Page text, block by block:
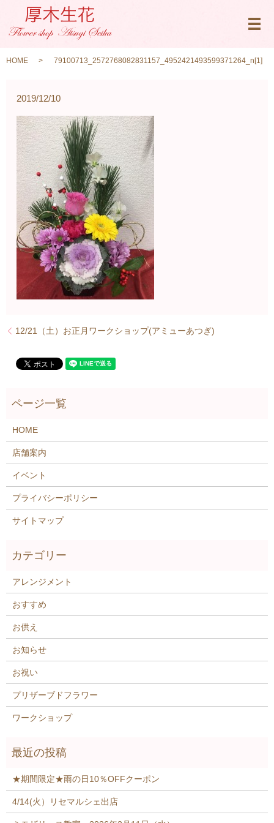
メ
HOME 79100713_2572768082831157_4952421493599371264_n[1]
2019/12/10
12/21（土）お正月ワークショップ(アミューあつぎ)
HOME
店舗案内
イベント
プライバシーポリシー
サイトマップ
アレンジメント
おすすめ
お供え
お知らせ
お祝い
プリザーブドフラワー
ワークショップ
★期間限定★雨の日10％OFFクーポン
4/14(火）リセマルシェ出店